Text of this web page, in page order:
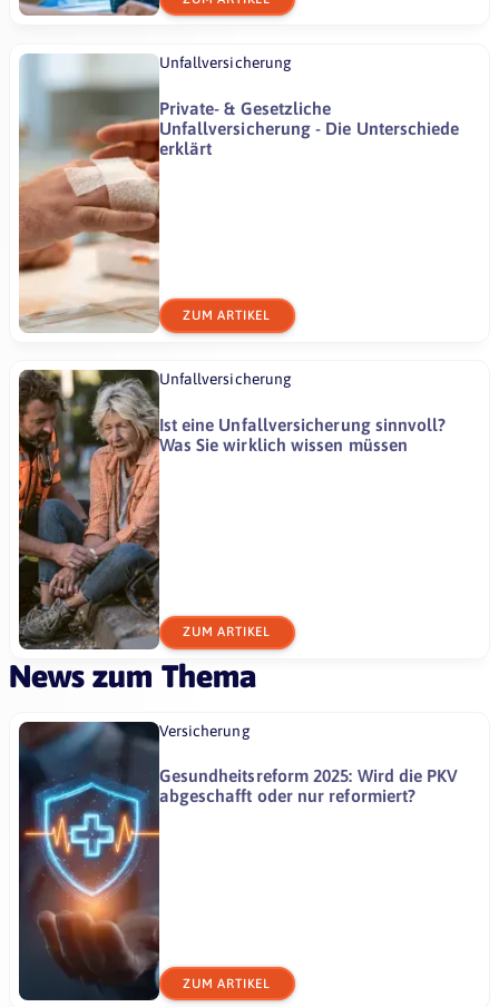
Unfallversicherung
Private- & Gesetzliche
Unfallversicherung - Die Unterschiede
erklärt
ZUM ARTIKEL
Unfallversicherung
Ist eine Unfallversicherung sinnvoll?
Was Sie wirklich wissen müssen
ZUM ARTIKEL
News zum Thema
Versicherung
Gesundheitsreform 2025: Wird die PKV
abgeschafft oder nur reformiert?
ZUM ARTIKEL